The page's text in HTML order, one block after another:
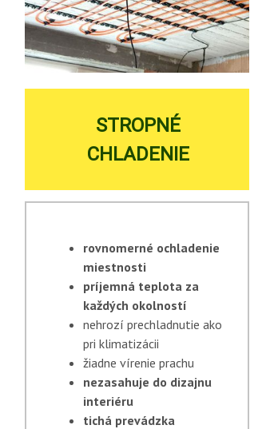
STROPNÉ
CHLADENIE
rovnomerné ochladenie
miestnosti
príjemná teplota za
každých okolností
nehrozí prechladnutie ako
pri klimatizácii
žiadne vírenie prachu
nezasahuje do dizajnu
interiéru
tichá prevádzka